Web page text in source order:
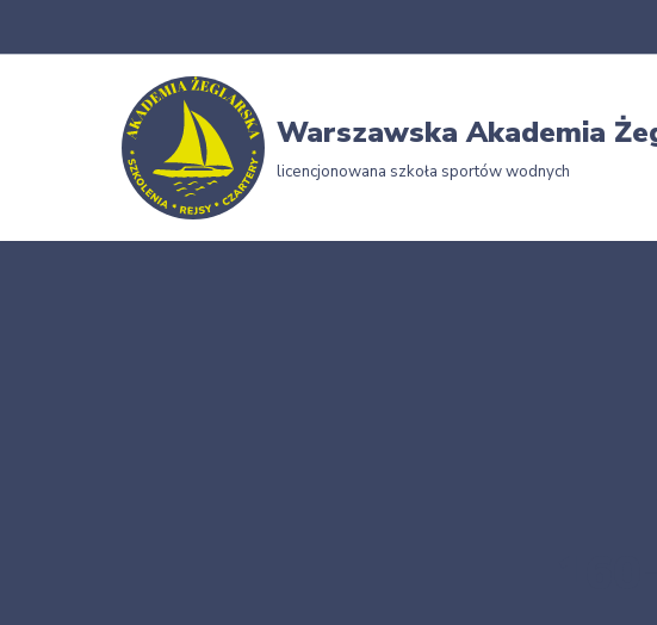
Warszawska Akademia
licencjonowana szkoła sportów wodnych